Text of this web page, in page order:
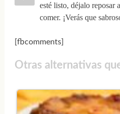
esté listo, déjalo reposar
comer. ¡Verás que
[fbcomments]
Otras alternativas